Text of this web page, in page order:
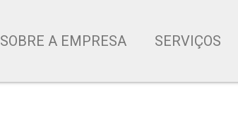
SOBRE A EMPRESA SERVIÇOS